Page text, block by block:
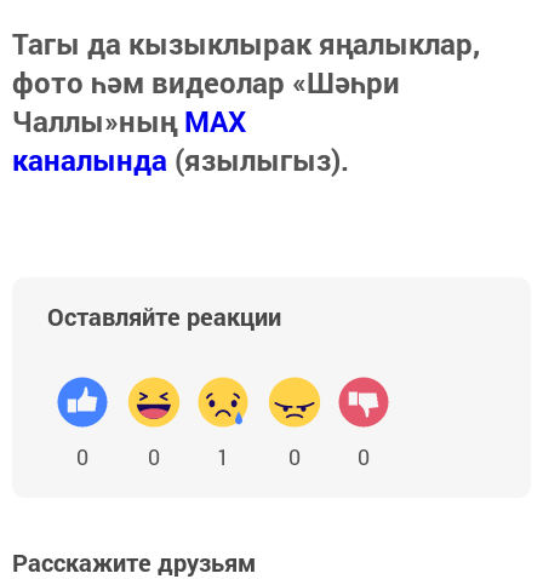
Тагы да кызыклырак яңалыклар,
фото һәм видеолар «Шәһри
Чаллы»ныңMAX
каналында (язылыгыз).
Оставляйте реакции
0 0 1 0 0
Расскажите друзьям